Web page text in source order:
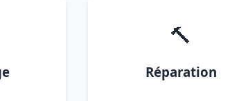
🔨
Réparation